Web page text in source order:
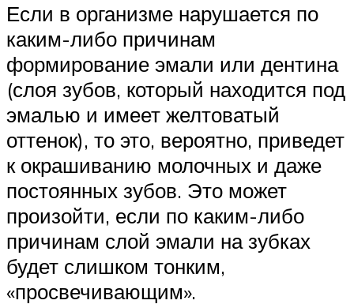
Если в организме нарушается по
каким-либо причинам
формирование эмали или дентина
(слоя зубов, который находится под
эмалью и имеет желтоватый
оттенок), то это, вероятно, приведет
к окрашиванию молочных и даже
постоянных зубов. Это может
произойти, если по каким-либо
причинам слой эмали на зубках
будет слишком тонким,
«просвечивающим».